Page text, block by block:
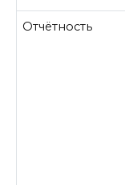
Отчётность